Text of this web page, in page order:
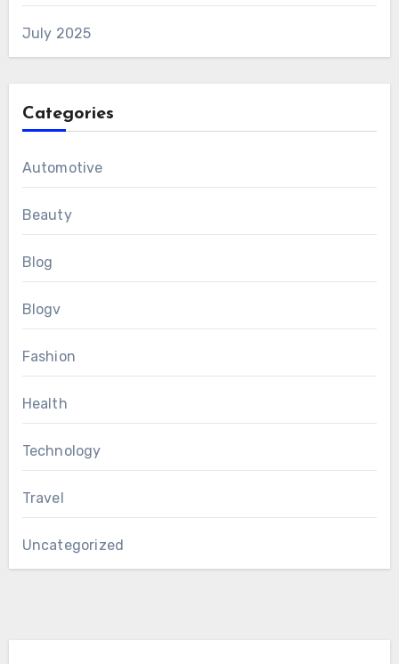
July 2025
Categories
Automotive
Beauty
Blog
Blogv
Fashion
Health
Technology
Travel
Uncategorized